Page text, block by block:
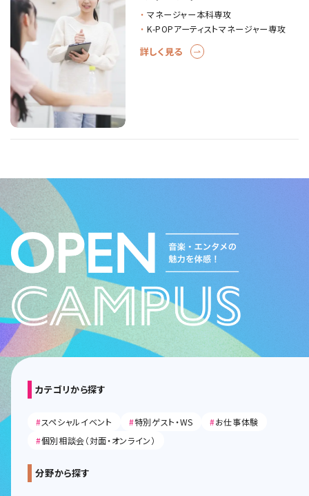
マネージャー本科専攻
K-POPアーティストマネージャー専攻
詳しく見る
カテゴリから探す
#スペシャルイベント #特別ゲスト・WS #お仕事体験
#個別相談会（対面・オンライン）
分野から探す